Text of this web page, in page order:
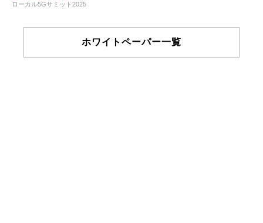
ローカル5Gサミット2025
ホワイトペーパー一覧